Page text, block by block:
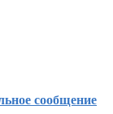
сообщение